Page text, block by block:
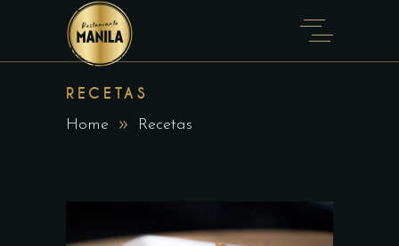
RECETAS
Home Recetas